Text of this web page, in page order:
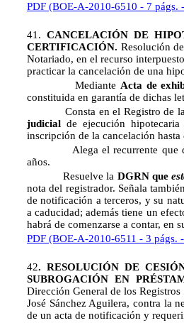
PDF (BOE-A-2010-6510 - 7 págs.
41. CANCELACIÓN DE
CERTIFICACIÓN. Resolución
Notariado, en el recurso
practicar la cancelación de una
MedianteActa de
constituida en garantía de dichas
Consta en el Registro de la
judicial de ejecución
inscripción de la cancelación
Alega el recurrente que dicha
años.
Resuelve la DGRN que
nota del registrador. Señala
de notificación a terceros, y su
a caducidad; además tiene un
habrá de comenzarse a contar, en
PDF (BOE-A-2010-6511 - 3 págs.
42. RESOLUCIÓN DE
SUBROGACIÓN EN
Dirección General de los
José Sánchez Aguilera, contra la
de un acta de notificación y